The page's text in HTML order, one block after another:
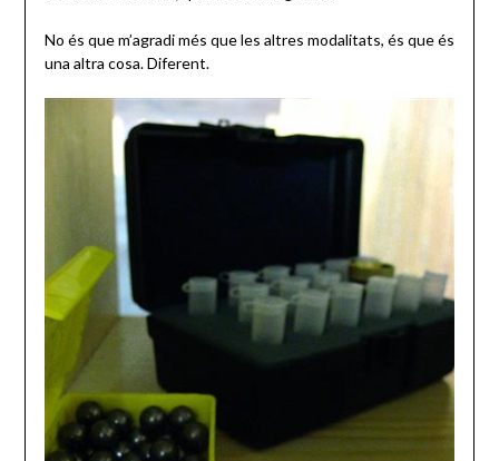
No és que m’agradi més que les altres modalitats, és que és
una altra cosa. Diferent.